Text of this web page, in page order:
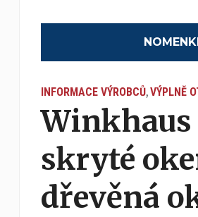
INFORMACE VÝROBCŮ,VÝPLNĚ
Winkhaus
skryté
dřevěná